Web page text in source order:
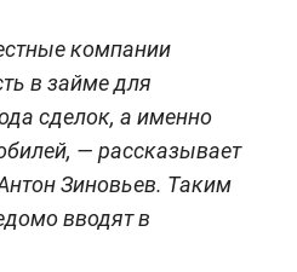
компании
в займе для
сделок, а именно
— рассказывает
Зиновьев. Таким
вводят в